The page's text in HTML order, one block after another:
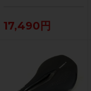
17,490円